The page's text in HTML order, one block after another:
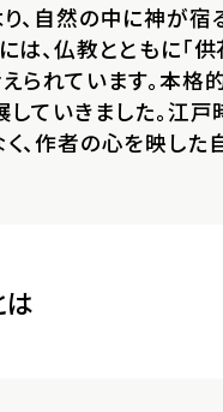
、自然の中に神が宿
は、仏教とともに「
られています。本
していきました。江
、作者の心を映した
は